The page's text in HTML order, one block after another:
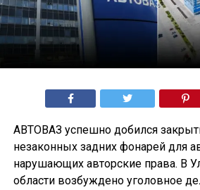
АВТОВАЗ успешно добился
незаконных задних фонарей для
нарушающих авторские права. В
области возбуждено уголовное